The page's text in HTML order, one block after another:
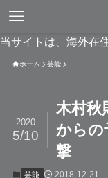
当サイトは、海外在
ホーム 芸能
木村秋
からの
撃
2020
5/10
芸能 2018-12-21